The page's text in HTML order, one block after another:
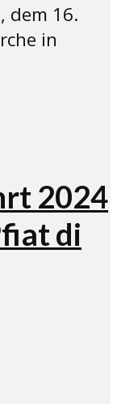
dem 16.
in
2024
di